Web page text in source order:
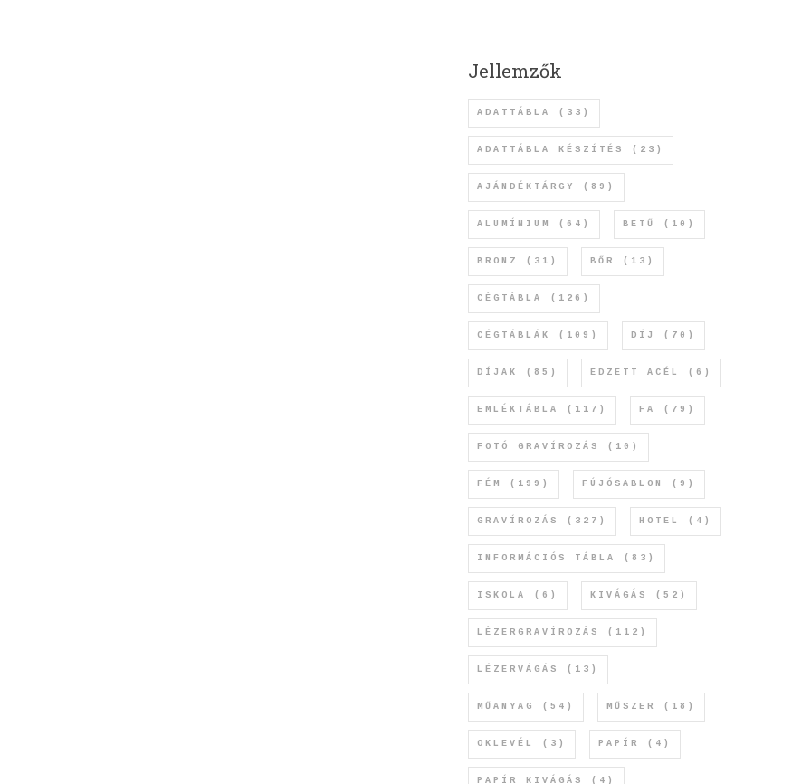
Jellemzők
ADATTÁBLA (33)
ADATTÁBLA KÉSZÍTÉS (23)
AJÁNDÉKTÁRGY (89)
ALUMÍNIUM (64) BETŰ (10)
BRONZ (31) BŐR (13)
CÉGTÁBLA (126)
CÉGTÁBLÁK (109) DÍJ (70)
DÍJAK (85) EDZETT ACÉL (6)
EMLÉKTÁBLA (117) FA (79)
FOTÓ GRAVÍROZÁS (10)
FÉM (199) FÚJÓSABLON (9)
GRAVÍROZÁS (327) HOTEL (4)
INFORMÁCIÓS TÁBLA (83)
ISKOLA (6) KIVÁGÁS (52)
LÉZERGRAVÍROZÁS (112)
LÉZERVÁGÁS (13)
MŰANYAG (54) MŰSZER (18)
OKLEVÉL (3) PAPÍR (4)
PAPÍR KIVÁGÁS (4)